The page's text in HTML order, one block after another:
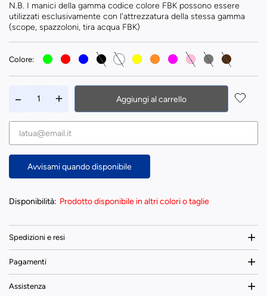
N.B. I manici della gamma codice colore FBK possono essere
utilizzati esclusivamente con l'attrezzatura della stessa gamma
(scope, spazzoloni, tira acqua FBK)
Colore:
Aggiungi al carrello
Avvisami quando disponibile
Disponibilità: Prodotto disponibile in altri colori o taglie
Spedizioni e resi
Pagamenti
Assistenza